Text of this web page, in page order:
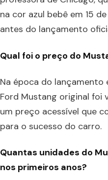
na cor azul bebê em 15
antes do lançamento
Qual foi o preço do
Na época do lançamento
Ford Mustang original foi
um preço acessível que
para o sucesso do carro.
Quantas unidades do
nos primeiros anos?